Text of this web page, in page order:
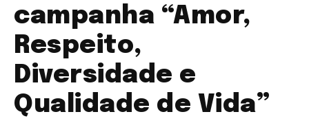
campanha “Amor,
Respeito,
Diversidade e
Qualidade de Vida”